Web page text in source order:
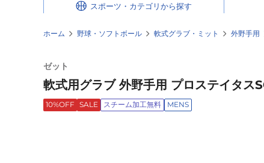
スポーツ・カテゴリ
ホーム 野球・ソフトボール 軟式グラブ・ミット 外野手用
ゼット
軟式用グラブ 外野手用 プロステイタス
10%OFF SALE スチーム加工無料 MENS